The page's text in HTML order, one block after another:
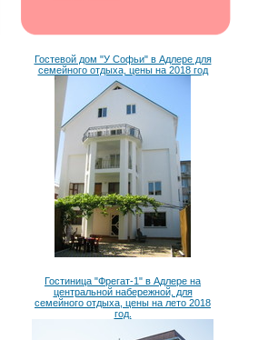
Гостевой дом "У Софьи" в Адлере для
семейного отдыха, цены на 2018 год
Гостиница "Фрегат-1" в Адлере на
центральной набережной, для
семейного отдыха, цены на лето 2018
год.